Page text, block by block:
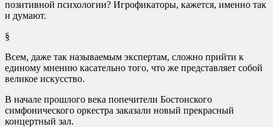
позитивной психологии? Игрофикаторы, кажется, именно так
и думают.
§
Всем, даже так называемым экспертам, сложно прийти к
единому мнению касательно того, что же представляет собой
великое искусство.
В начале прошлого века попечители Бостонского
симфонического оркестра заказали новый прекрасный
концертный зал.